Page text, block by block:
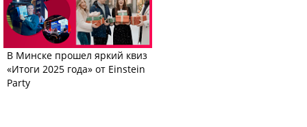
В Минске прошел яркий квиз
«Итоги 2025 года» от Einstein
Party